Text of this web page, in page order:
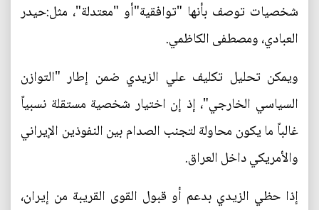
شخصيات توصف بأنها "توافقية"أو "معتدلة"، مثل:حيدر
العبادي، ومصطفى الكاظمي.
ويمكن تحليل تكليف علي الزيدي ضمن إطار "التوازن
السياسي الخارجي"، إذ إن اختيار شخصية مستقلة نسبياً
غالباً ما يكون محاولة لتجنب الصدام بين النفوذين الإيراني
والأمريكي داخل العراق.
إذا حظي الزيدي بدعم أو قبول القوى القريبة من إيران،